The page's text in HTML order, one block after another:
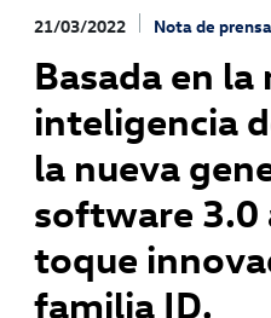
21/03/2022 Nota de prensa
Basada en la
inteligencia
la nueva
software 3.0
toque
familia ID.